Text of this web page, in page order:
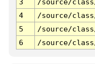
3 /source/
4
/source/
5
/source/
6
/source/